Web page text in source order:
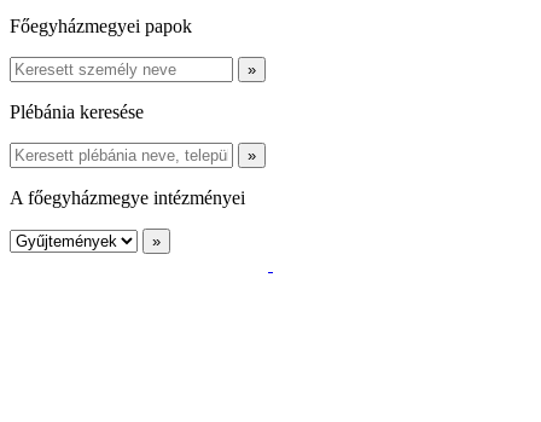
Főegyházmegyei papok
Plébánia keresése
A főegyházmegye intézményei